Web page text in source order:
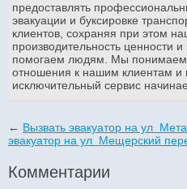
предоставлять
эвакуации и буксировке
клиентов, сохраняя при этом
производительность ценности
помогаем людям. Мы понимаем
отношения к нашим клиентам и
исключительный сервис
← Вызвать эвакуатор на ул
эвакуатор на ул Мещерский
Комментарии